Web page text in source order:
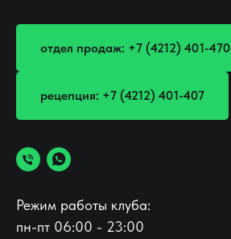
отдел продаж: +7 (4212) 401-470
рецепция: +7 (4212) 401-407
Режим работы клуба:
пн-пт 06:00 - 23:00